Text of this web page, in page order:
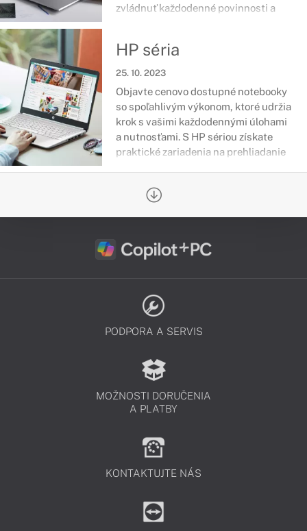
zvládnuť každodenné povinnosti a
tvorbu 2D či 3D návrhov a množstvo
ďalšieho.
HP séria
25. 10. 2023
Objavte cenovo dostupné notebooky
so spoľahlivým výkonom, ktoré udržia
krok s vašimi každodennými úlohami
a nutnosťami. S HP sériou získate
praktické zariadenia na prehliadanie
PODPORA A SERVIS
MOŽNOSTI DORUČENIA
A PLATBY
KONTAKTUJTE NÁS